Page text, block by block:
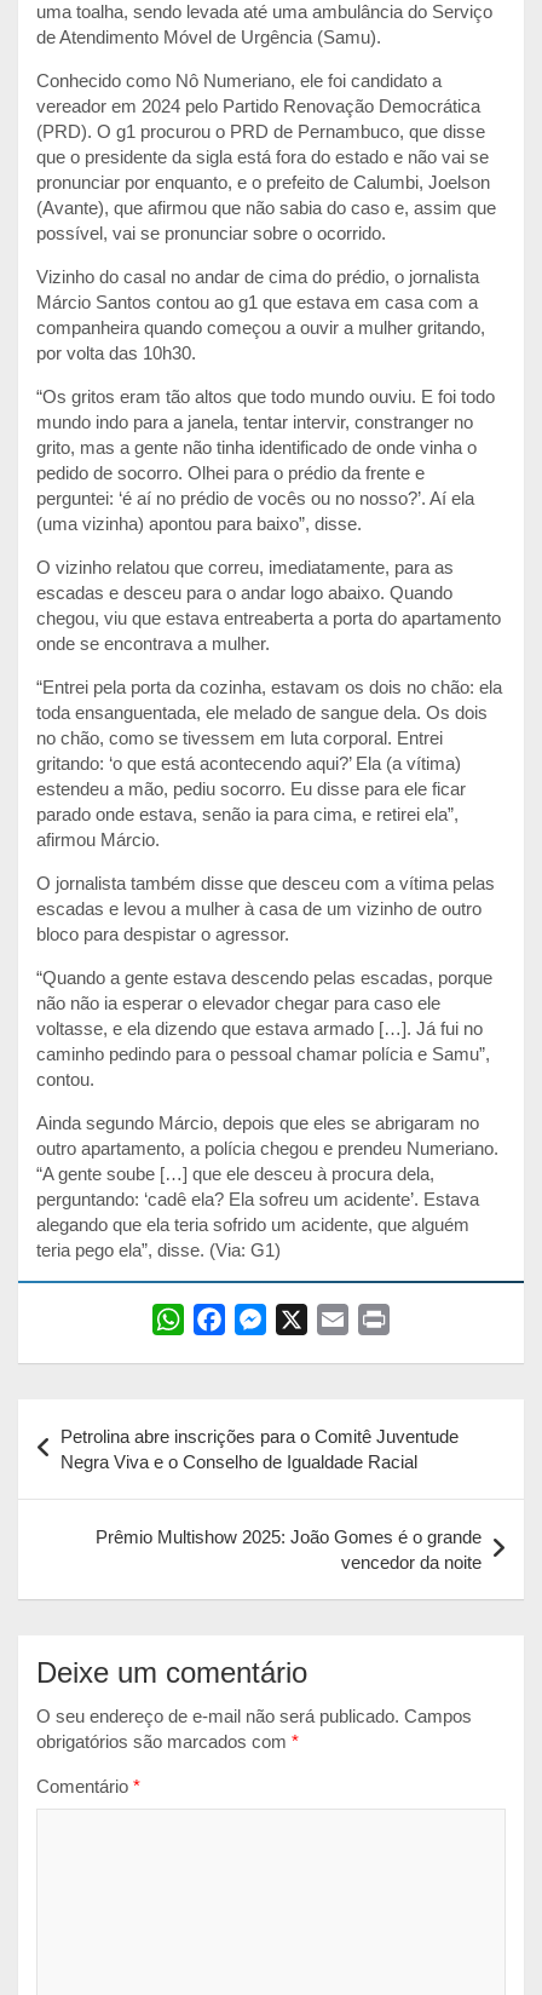
uma toalha, sendo levada até uma ambulância do Serviço
de Atendimento Móvel de Urgência (Samu).
Conhecido como Nô Numeriano, ele foi candidato a
vereador em 2024 pelo Partido Renovação Democrática
(PRD). O g1 procurou o PRD de Pernambuco, que disse
que o presidente da sigla está fora do estado e não vai se
pronunciar por enquanto, e o prefeito de Calumbi, Joelson
(Avante), que afirmou que não sabia do caso e, assim que
possível, vai se pronunciar sobre o ocorrido.
Vizinho do casal no andar de cima do prédio, o jornalista
Márcio Santos contou ao g1 que estava em casa com a
companheira quando começou a ouvir a mulher gritando,
por volta das 10h30.
“Os gritos eram tão altos que todo mundo ouviu. E foi todo
mundo indo para a janela, tentar intervir, constranger no
grito, mas a gente não tinha identificado de onde vinha o
pedido de socorro. Olhei para o prédio da frente e
perguntei: ‘é aí no prédio de vocês ou no nosso?’. Aí ela
(uma vizinha) apontou para baixo”, disse.
O vizinho relatou que correu, imediatamente, para as
escadas e desceu para o andar logo abaixo. Quando
chegou, viu que estava entreaberta a porta do apartamento
onde se encontrava a mulher.
“Entrei pela porta da cozinha, estavam os dois no chão: ela
toda ensanguentada, ele melado de sangue dela. Os dois
no chão, como se tivessem em luta corporal. Entrei
gritando: ‘o que está acontecendo aqui?’ Ela (a vítima)
estendeu a mão, pediu socorro. Eu disse para ele ficar
parado onde estava, senão ia para cima, e retirei ela”,
afirmou Márcio.
O jornalista também disse que desceu com a vítima pelas
escadas e levou a mulher à casa de um vizinho de outro
bloco para despistar o agressor.
“Quando a gente estava descendo pelas escadas, porque
não não ia esperar o elevador chegar para caso ele
voltasse, e ela dizendo que estava armado […]. Já fui no
caminho pedindo para o pessoal chamar polícia e Samu”,
contou.
Ainda segundo Márcio, depois que eles se abrigaram no
outro apartamento, a polícia chegou e prendeu Numeriano.
“A gente soube […] que ele desceu à procura dela,
perguntando: ‘cadê ela? Ela sofreu um acidente’. Estava
alegando que ela teria sofrido um acidente, que alguém
teria pego ela”, disse. (Via: G1)
W
s
p
b
k
e
e
l
t
de
Post
Petrolina abre inscrições para o Comitê Juventude
Negra Viva e o Conselho de Igualdade Racial
Prêmio Multishow 2025: João Gomes é o grande
vencedor da noite
Deixe um comentário
O seu endereço de e-mail não será publicado. Campos
obrigatórios são marcados com *
Comentário *